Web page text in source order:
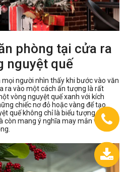
phòng tại cửa ra
nguyệt quế
người nhìn thấy khi bước vào văn
ra vào một cách ấn tượng là rất
vòng nguyệt quế xanh với kích
chiếc nơ đỏ hoặc vàng để tạo
quế không chỉ là biểu tượng truyền
còn mang ý nghĩa may mắn và hạnh
0933.558.488